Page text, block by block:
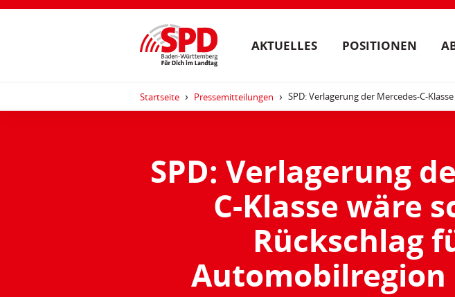
AKTUELLES POSITIONEN
Startseite Pressemitteilungen SPD: Verlagerung der Mercedes-C-
SPD: Verlagerung
C-Klasse wäre
Rückschlag